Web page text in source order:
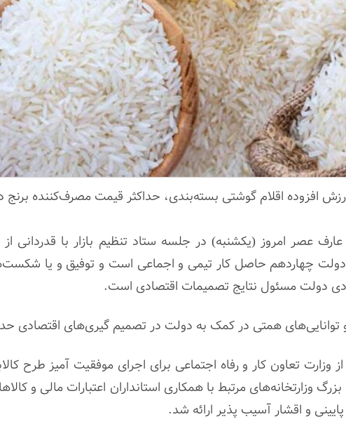
عصر امروز (یکشنبه) در جلسه ستاد تنظیم بازار با
دولت چهاردهم حاصل کار تیمی و اجماعی است و توفیق و یا
دولت مسئول نتایج تصمیمات اقتصادی است.
و توانایی‌های همتی در کمک به دولت در تصمیم گیری‌های اقتصادی
وزارت تعاون کار و رفاه اجتماعی برای اجرای موفقیت آمیزطرح
وزارتخانه‌های مرتبط با همکاری استانداران اعتبارات مالی و
و اقشار آسیب پذیر ارائه شد.